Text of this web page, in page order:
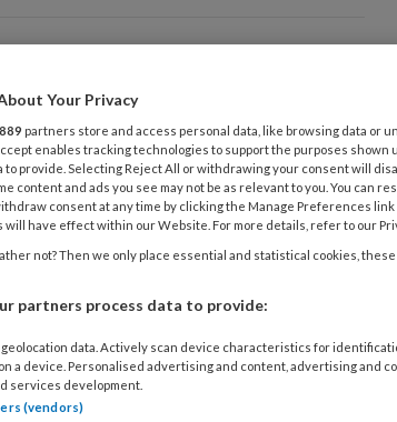
is een
de dag lastig is een baan te
termijn verdwijnt één op de drie
medewerkers. Het UWV heeft het
nu officieel in de categorie
Your Privacy
889 partners store and access personal data, like browsing data or
enables tracking technologies to support the purposes shown
to provide. Selecting Reject All or withdrawing your consent will
content and ads you see may not be as relevant to you. You can
consent at any time by clicking the Manage Preferences link
will have effect within our Website. For more details, refer to our
not? Then we only place essential and statistical cookies,
partners process data to provide:
data. Actively scan device characteristics for
a device. Personalised advertising and content, advertising and
services development.
(vendors)